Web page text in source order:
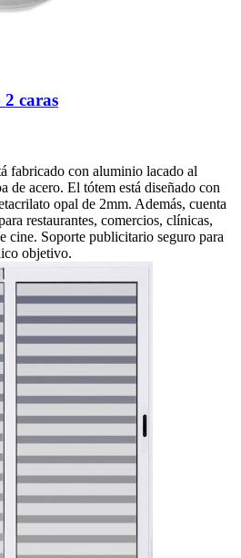
caras
fabricado con aluminio lacado al
de acero. El tótem está diseñado con
opal de 2mm. Además, cuenta
restaurantes, comercios, clínicas,
cine. Soporte publicitario seguro para
objetivo.